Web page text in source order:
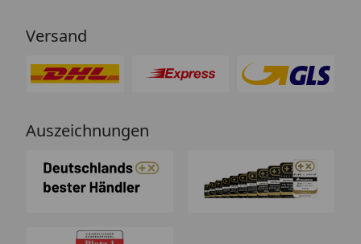
Versand
Auszeichnungen